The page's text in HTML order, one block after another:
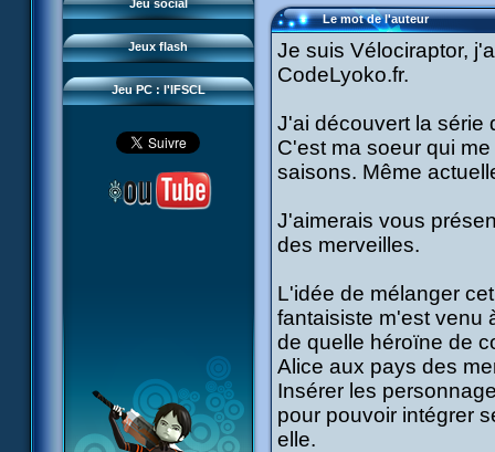
Jeu social
Jeux flash
Sector 2 Escape
Jeu PC : l'IFSCL
Téléchargements
Réseau IFSCL
Le mot de l'auteur
Je suis Vélociraptor,
CodeLyoko.fr.
J'ai découvert la série
C'est ma soeur qui
saisons. Même
J'aimerais vous
des merveilles.
L'idée de mélanger
fantaisiste m'est venu
de quelle héroïne de
Alice aux pays des
Insérer les
pour pouvoir intégrer
elle.